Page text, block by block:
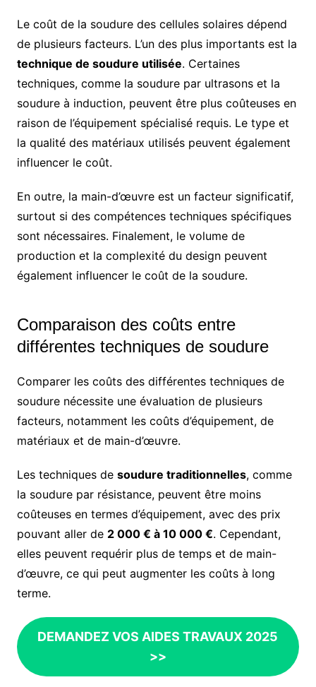
Le coût de la soudure des cellules solaires dépend
de plusieurs facteurs. L’un des plus importants est la
technique de soudure utilisée. Certaines
techniques, comme la soudure par ultrasons et la
soudure à induction, peuvent être plus coûteuses en
raison de l’équipement spécialisé requis. Le type et
la qualité des matériaux utilisés peuvent également
influencer le coût.
En outre, la main-d’œuvre est un facteur significatif,
surtout si des compétences techniques spécifiques
sont nécessaires. Finalement, le volume de
production et la complexité du design peuvent
également influencer le coût de la soudure.
Comparaison des coûts entre
différentes techniques de soudure
Comparer les coûts des différentes techniques de
soudure nécessite une évaluation de plusieurs
facteurs, notamment les coûts d’équipement, de
matériaux et de main-d’œuvre.
Les techniques de soudure traditionnelles, comme
la soudure par résistance, peuvent être moins
coûteuses en termes d’équipement, avec des prix
pouvant aller de 2 000 € à 10 000 €. Cependant,
elles peuvent requérir plus de temps et de main-
d’œuvre, ce qui peut augmenter les coûts à long
terme.
DEMANDEZ VOS AIDES TRAVAUX 2025
>>